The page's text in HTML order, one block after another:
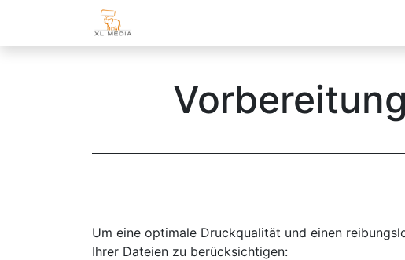
Um eine optimale Druckqualität und einen
Ihrer Dateien zu berücksichtigen: